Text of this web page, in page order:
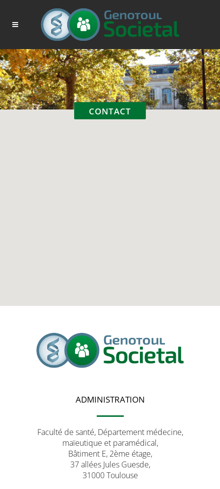
CONTACT
ADMINISTRATION
Faculté de santé, Département médecine,
maïeutique et paramédical,
Bâtiment E, 2ème étage,
37 allées Jules Guesde,
31000 Toulouse